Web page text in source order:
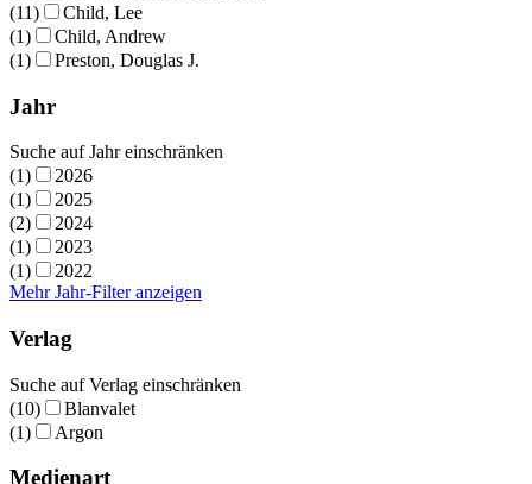
(11)
Child, Lee
(1)
Child, Andrew
(1)
Preston, Douglas J.
Jahr
Suche auf Jahr einschränken
(1)
2026
(1)
2025
(2)
2024
(1)
2023
(1)
2022
Mehr Jahr-Filter anzeigen
Verlag
Suche auf Verlag einschränken
(10)
Blanvalet
(1)
Argon
Medienart